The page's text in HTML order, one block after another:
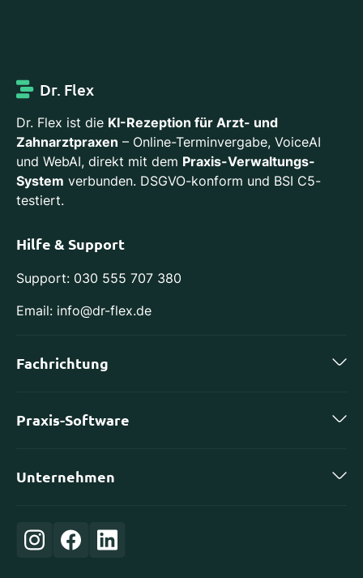
Dr. Flex
Dr. Flex ist die KI-Rezeption für Arzt- und
Zahnarztpraxen – Online-Terminvergabe, VoiceAI
und WebAI, direkt mit dem Praxis-Verwaltungs-
System verbunden. DSGVO-konform und BSI C5-
testiert.
Hilfe & Support
Support: 030 555 707 380
Email: info@dr-flex.de
Fachrichtung
Orthopädie
Praxis-Software
Evident
Unternehmen
Login